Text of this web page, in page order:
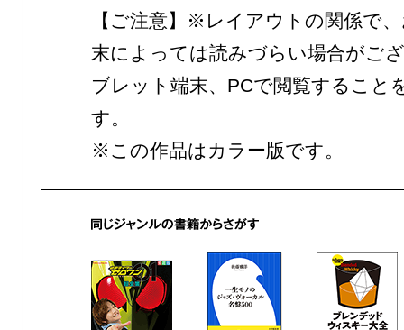
【ご注意】※レイアウトの関係で
末によっては読みづらい場合がご
ブレット端末、PCで閲覧すること
す。
※この作品はカラー版です。